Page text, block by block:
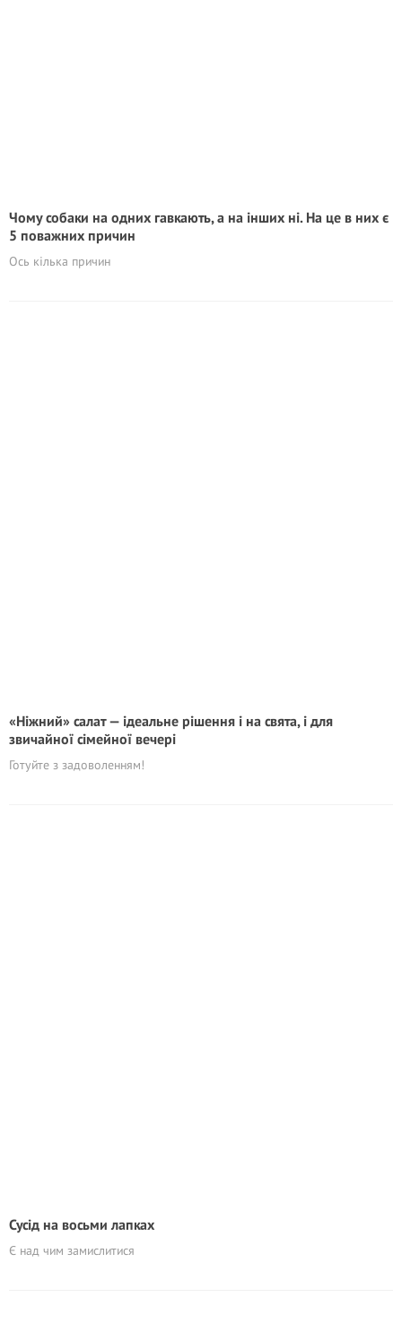
Чому собаки на одних гавкають, а на інших ні. На це в них є
5 поважних причин
Ось кілька причин
«Ніжний» салат — ідеальне рішення і на свята, і для
звичайної сімейної вечері
Готуйте з задоволенням!
Сусід на восьми лапках
Є над чим замислитися